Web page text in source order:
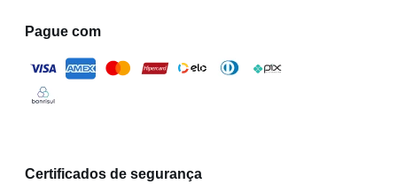
Pague com
Certificados de segurança